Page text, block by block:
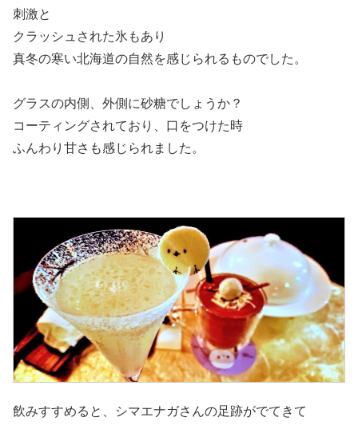
刺激と
クラッシュされた氷もあり
真冬の寒い北海道の自然を感じられるものでした。
グラスの内側、外側に砂糖でしょうか？
コーティングされており、口をつけた時
ふんわり甘さも感じられました。
飲みすすめると、シマエナガさんの足跡がでてきて